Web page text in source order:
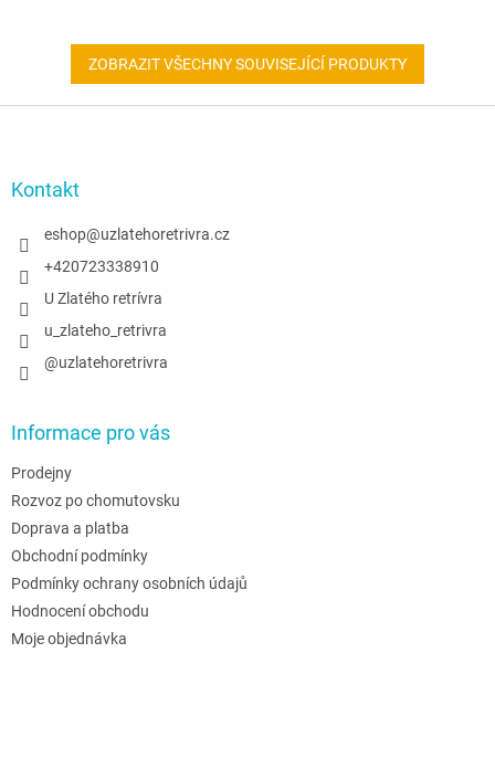
ZOBRAZIT VŠECHNY SOUVISEJÍCÍ PRODUKTY
Kontakt
eshop@uzlatehoretrivra.cz
+420723338910
U Zlatého retrívra
u_zlateho_retrivra
@uzlatehoretrivra
Informace pro vás
Prodejny
Rozvoz po chomutovsku
Doprava a platba
Obchodní podmínky
Podmínky ochrany osobních údajů
Hodnocení obchodu
Moje objednávka